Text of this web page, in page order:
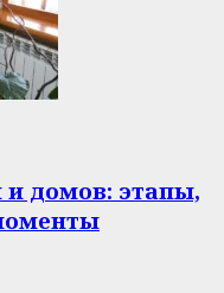
домов: этапы,